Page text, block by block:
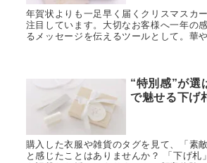
年賀状よりも一足早く届くクリスマスカ
注目しています。大切なお客様へ一年の
るメッセージを伝えるツールとして。華
“特別感”が選
で魅せる下げ
購入した衣服や雑貨のタグを見て、「素
と感じたことはありませんか？ 「下げ札